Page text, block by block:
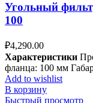
Угольный
100
₽4,290.00
Характеристики
фланца: 100 мм
Add to wishlist
В корзину
Быстрый просмотр